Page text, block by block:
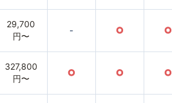
29,700
円〜
- ○ ○
327,800
円〜
○ ○ ○